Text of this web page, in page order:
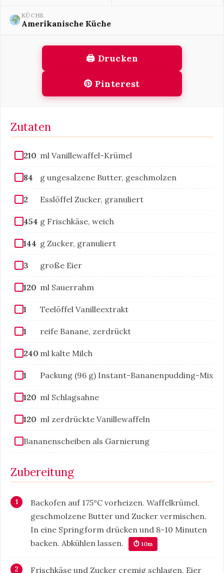
KÜCHE
Amerikanische Küche
🖨 Drucken
Pinterest
Zutaten
210 ml Vanillewaffel-Krümel
84 g ungesalzene Butter, geschmolzen
2 Esslöffel Zucker, granuliert
454 g Frischkäse, weich
144 g Zucker, granuliert
3 große Eier
120 ml Sauerrahm
1 Teelöffel Vanilleextrakt
1 reife Banane, zerdrückt
240 ml kalte Milch
1 Packung (96 g) Instant-Bananenpudding-Mix
120 ml Schlagsahne
120 ml zerdrückte Vanillewaffeln
Bananenscheiben als Garnierung
Zubereitung
Backofen auf 175°C vorheizen. Waffelkrümel,
geschmolzene Butter und Zucker vermischen.
In eine Springform drücken und 8-10 Minuten
backen. Abkühlen lassen.
⏱ 10m
Frischkäse und Zucker cremig schlagen. Eier